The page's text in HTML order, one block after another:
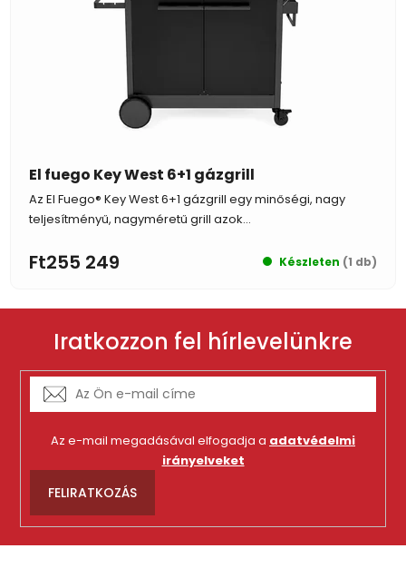
El fuego Key West 6+1 gázgrill
Készleten (1 db)
Ft255 249
Az El Fuego® Key West 6+1 gázgrill egy minőségi, nagy
teljesítményű, nagyméretű grill azok...
Iratkozzon fel hírlevelünkre
Az e-mail megadásával elfogadja a adatvédelmi
irányelveket
FELIRATKOZÁS